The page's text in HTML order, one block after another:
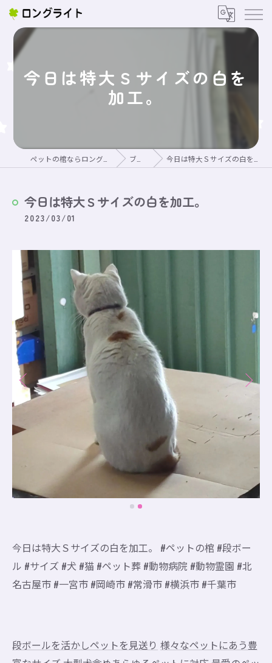
今日は特大Ｓサイズの白を
加工。
ブログ 今日は特大Ｓサイズの白を加工。
今日は特大Ｓサイズの白を加工。
2023/03/01
今日は特大Ｓサイズの白を加工。 #ペットの棺 #段ボー
ル #サイズ #犬 #猫 #ペット葬 #動物病院 #動物霊園 #北
名古屋市 #一宮市 #岡崎市 #常滑市 #横浜市 #千葉市
段ボールを活かしペットを見送り 様々なペットにあう豊